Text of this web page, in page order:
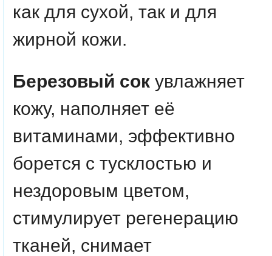
как для сухой, так и для
жирной кожи.
Березовый сок увлажняет
кожу, наполняет её
витаминами, эффективно
борется с тусклостью и
нездоровым цветом,
стимулирует регенерацию
тканей, снимает